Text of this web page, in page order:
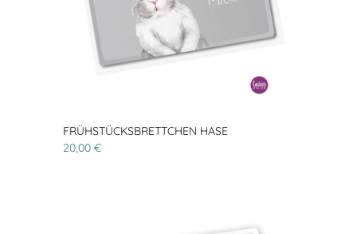
FRÜHSTÜCKSBRETTCHEN HASE
20,00 €